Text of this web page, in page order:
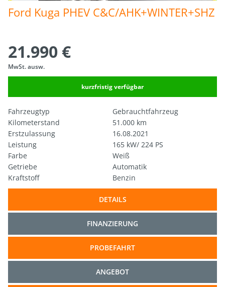
Ford Kuga PHEV C&C/AHK+WINTER+SHZ
21.990 €
MwSt. ausw.
kurzfristig verfügbar
Fahrzeugtyp
Gebrauchtfahrzeug
Kilometerstand
51.000 km
Erstzulassung
16.08.2021
Leistung
165 kW/ 224 PS
Farbe
Weiß
Getriebe
Automatik
Kraftstoff
Benzin
DETAILS
FINANZIERUNG
PROBEFAHRT
ANGEBOT